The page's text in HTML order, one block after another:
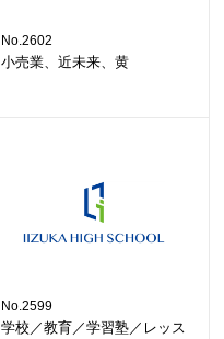
No.2602
小売業、近未来、黄
No.2599
学校／教育／学習塾／レッス